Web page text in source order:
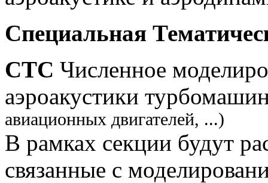
Специальная
СТС Численное
аэроакустики
авиационных двигателей, ...)
В рамках секции будут
связанные с